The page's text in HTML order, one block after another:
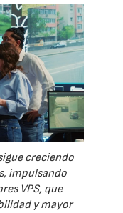
creciendo
impulsando
VPS, que
y mayor